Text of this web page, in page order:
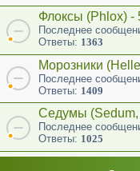
Флоксы (Phlox) -
Последнее
Ответы: 1363
Морозники
Последнее
Ответы: 1409
Седумы
Последнее
Ответы: 1025